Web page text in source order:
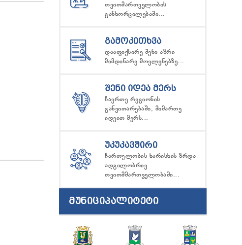
თვითმართველობის
განხორცილებაში...
ᲒᲐᲛᲝᲙᲘᲗᲮᲕᲐ
დააფიქსირე შენი აზრი
მიმდინარე მოვლენებზე...
ᲨᲔᲜᲘ ᲘᲓᲔᲐ ᲛᲔᲠᲡ
ჩაერთე რეგიონის
განვითარებაში, მიმართე
იდეით მერს...
ᲣᲙᲣᲙᲐᲕᲨᲘᲠᲘ
ჩართულობის ხარისხის ზრდა
ადგილობრივ
თვითმმართველობაში...
ᲛᲣᲜᲘᲪᲘᲞᲐᲚᲘᲢᲔᲢᲘ